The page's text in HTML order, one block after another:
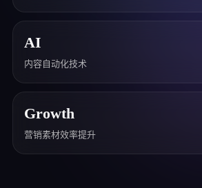
AI
内容自动化技术
Growth
营销素材效率提升